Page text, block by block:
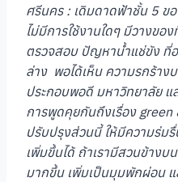
ศรีนคร : เดิมดาดฟ้าชั้น 5 ข
ไม่มีการใช้งานใดๆ มีวางขอ
ตรวจสอบ ปัญหาน้ำแช่ขัง ที่
ล่าง พอได้เห็น ความรกร้า
ประกอบพอดี มหาวิทยาลัย
การพูดคุยกันถึงเรื่อง green
ปรับปรุงส่วนนี้ ให้มีความร่ม
เพิ่มขึ้นได้ ถ้าเรามีสวนข้างบ
มากขึ้น เพิ่มเป็นมุมพักผ่อน